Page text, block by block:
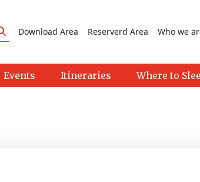
Search
Download Area Reserverd Area Who we
Events Itineraries Where to